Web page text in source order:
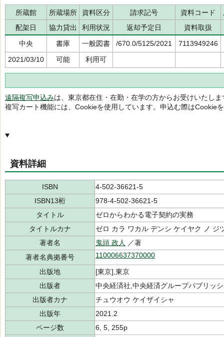
所蔵館 所蔵場所 資料区分 請求記号 資料コード
配架日
協力貸出 利用状況 返却予定日
資料取扱
中央
書庫 一般図書 /670.0/5125/2021
7113949246
2021/03/10
可能 利用可
遠隔複写申込みは、東京都在住・在勤・在学の方からお受けいたしま
複写カート機能には、Cookieを使用しています。申込む際はCookie
資料詳細
ISBN
4-502-36621-5
ISBN13桁
978-4-502-36621-5
タイトル
ゼロからわかる電子契約の実務
タイトルカナ
ゼロ カラ ワカル デンシ ケイヤク ノ ジ
著者名
鬼頭 政人
／著
著者名典拠番号
110006637370000
出版地
[東京],東京
出版者
中央経済社,中央経済グループパブリッ
出版者カナ
チュウオウ ケイザイシャ
出版年
2021.2
ページ数
6, 5, 255p